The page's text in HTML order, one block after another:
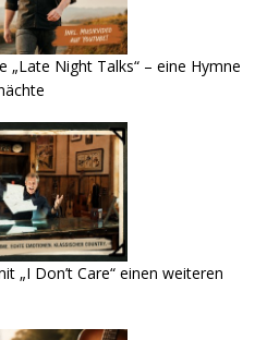
„Late Night Talks“ – eine Hymne
„I Don’t Care“ einen weiteren